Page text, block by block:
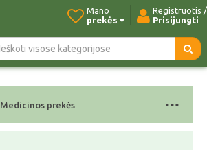
Registruotis /
Prisijungti
Mano
prekės
Pradžia Naujos prekės Kontaktai
Medicinos prekės ...